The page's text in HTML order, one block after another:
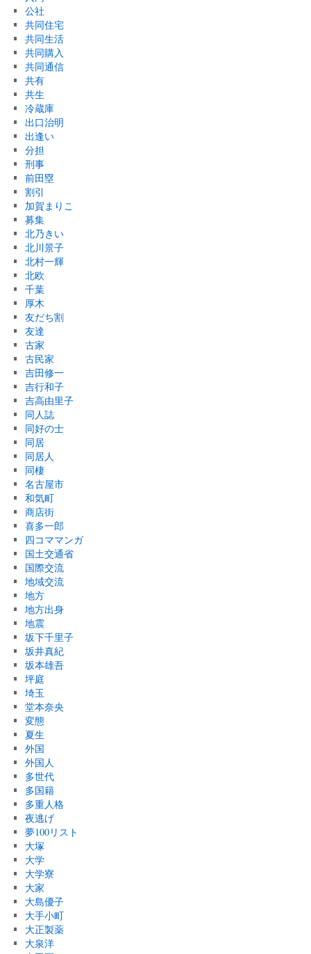
公社
共同住宅
共同生活
共同購入
共同通信
共有
共生
冷蔵庫
出口治明
出逢い
分担
刑事
前田塁
割引
加賀まりこ
募集
北乃きい
北川景子
北村一輝
北欧
千葉
厚木
友だち割
友達
古家
古民家
吉田修一
吉行和子
吉高由里子
同人誌
同好の士
同居
同居人
同棲
名古屋市
和気町
商店街
喜多一郎
四コママンガ
国土交通省
国際交流
地域交流
地方
地方出身
地震
坂下千里子
坂井真紀
坂本雄吾
坪庭
埼玉
堂本奈央
変態
夏生
外国
外国人
多世代
多国籍
多重人格
夜逃げ
夢100リスト
大塚
大学
大学寮
大家
大島優子
大手小町
大正製薬
大泉洋